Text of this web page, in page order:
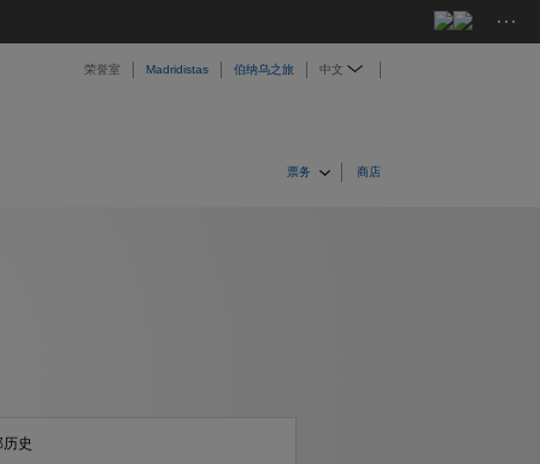
···
荣誉室 Madridistas 伯纳乌之旅 中文
票务 商店
史